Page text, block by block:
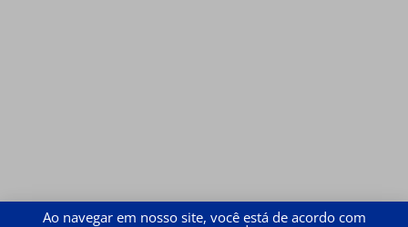
Ao navegar em nosso site, você está de acordo com